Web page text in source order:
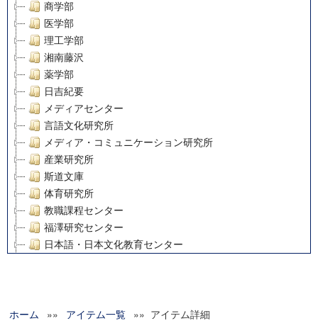
商学部
医学部
理工学部
湘南藤沢
薬学部
日吉紀要
メディアセンター
言語文化研究所
メディア・コミュニケーション研究所
産業研究所
斯道文庫
体育研究所
教職課程センター
福澤研究センター
日本語・日本文化教育センター
グローバルリサーチインスティテュート
ホーム »» アイテム一覧 »» アイテム詳細